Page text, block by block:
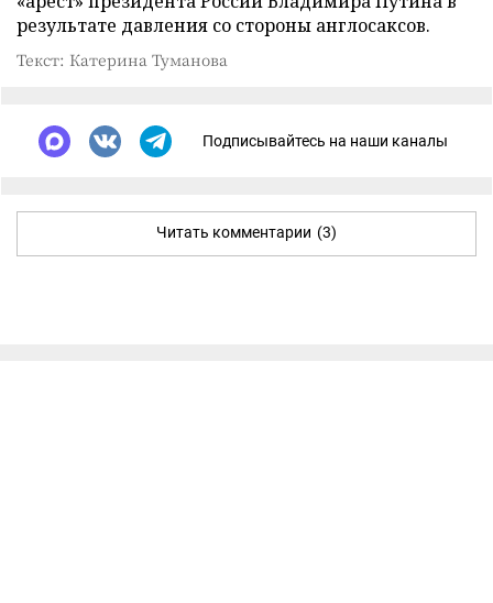
результате давления со стороны англосаксов.
Текст: Катерина Туманова
Подписывайтесь на наши каналы
Читать комментарии (3)